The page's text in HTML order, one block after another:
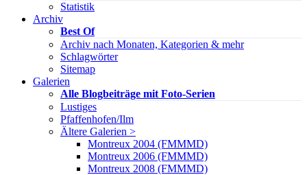
Statistik
Archiv
Best Of
Archiv nach Monaten, Kategorien & mehr
Schlagwörter
Sitemap
Galerien
Alle Blogbeiträge mit Foto-Serien
Lustiges
Pfaffenhofen/Ilm
Ältere Galerien >
Montreux 2004 (FMMMD)
Montreux 2006 (FMMMD)
Montreux 2008 (FMMMD)